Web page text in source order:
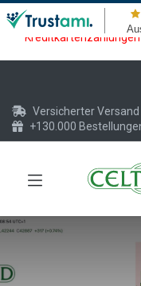
Wartungsarbeiten am
Zeit vom 20.07. -
Versicherter Versand
+130.000